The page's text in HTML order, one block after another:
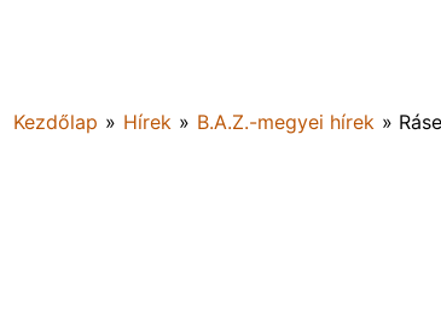
Kezdőlap » Hírek » B.A.Z.-megyei hírek »